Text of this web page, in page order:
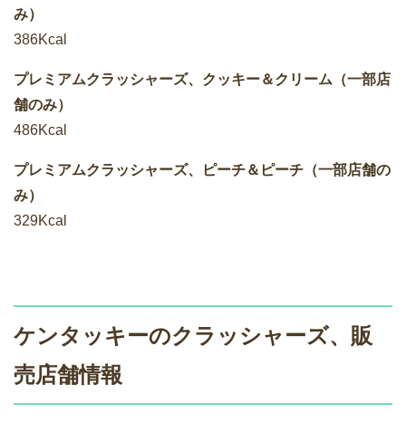
み）
386Kcal
プレミアムクラッシャーズ、クッキー＆クリーム（一部店
舗のみ）
486Kcal
プレミアムクラッシャーズ、ピーチ＆ピーチ（一部店舗の
み）
329Kcal
ケンタッキーのクラッシャーズ、販
売店舗情報